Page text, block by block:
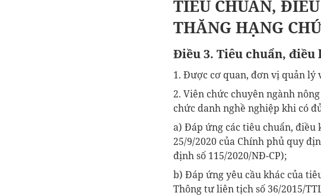
TIÊU CHUẨN,
THĂNG HẠNG
Điều 3. Tiêu chuẩn,
1. Được cơ quan, đơn vị quản
2. Viên chức chuyên ngành
chức danh nghề nghiệp khi có
a) Đáp ứng các tiêu chuẩn, điều
25/9/2020 của Chính phủ quy
định số 115/2020/NĐ-CP);
b) Đáp ứng yêu cầu khác của
Thông tư liên tịch số 36/2015/